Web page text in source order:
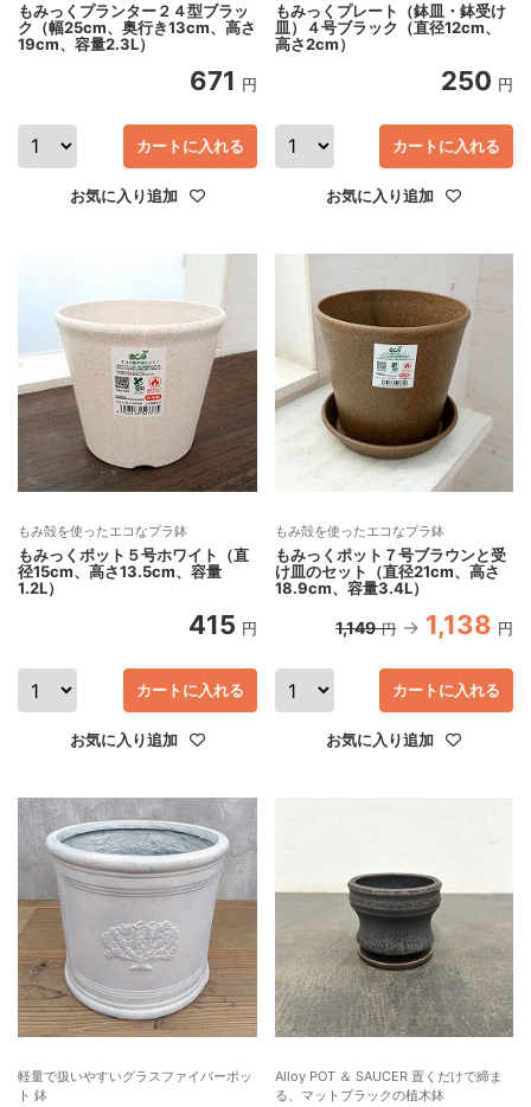
もみっくプランター２４型ブラッ
ク（幅25cm、奥行き13cm、高さ
19cm、容量2.3L）
671 円
カートに入れる
お気に入り追加
もみっくプレート（鉢皿・鉢受け
皿）４号ブラック（直径12cm、
高さ2cm）
250 円
カートに入れる
お気に入り追加
もみ殻を使ったエコなプラ鉢
もみっくポット５号ホワイト（直
径15cm、高さ13.5cm、容量
1.2L）
415 円
カートに入れる
お気に入り追加
もみ殻を使ったエコなプラ鉢
もみっくポット７号ブラウンと受
け皿のセット（直径21cm、高さ
18.9cm、容量3.4L）
1,149 円 1,138 円
カートに入れる
お気に入り追加
軽量で扱いやすいグラスファイバーポッ
ト 鉢
Alloy POT ＆ SAUCER 置くだけで締ま
る、マットブラックの植木鉢